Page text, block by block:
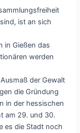
ist an sich
in Gießen das
werden
der Gewalt
die Gründung
in der hessischen
am 29. und 30.
es die Stadt noch